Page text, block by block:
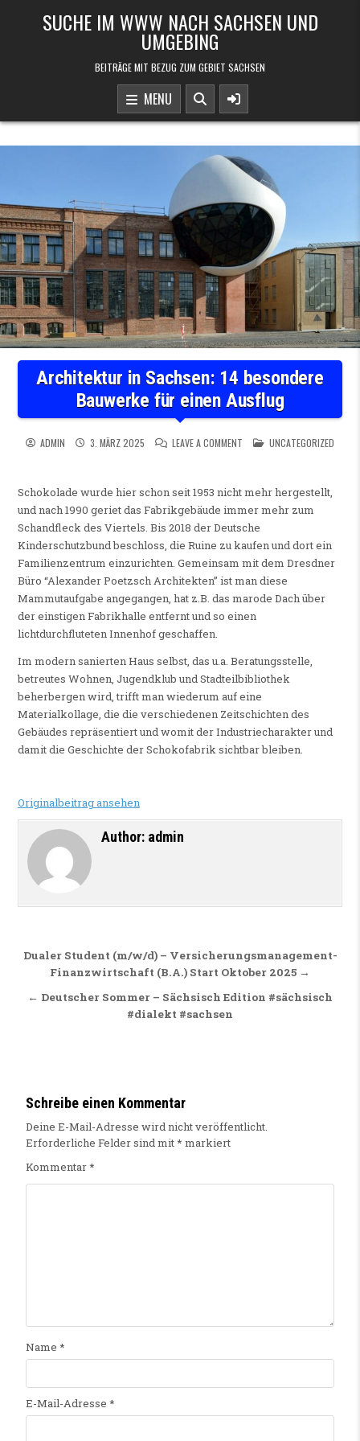
SUCHE IM WWW NACH SACHSEN UND
UMGEBING
BEITRÄGE MIT BEZUG ZUM GEBIET SACHSEN
MENU
Architektur in Sachsen: 14 besondere
Bauwerke für einen Ausflug
ADMIN 3. MÄRZ 2025 LEAVE A COMMENT ON ARCHITEKTUR IN
POSTED IN
UNCATEGORIZED
Schokolade wurde hier schon seit 1953 nicht mehr hergestellt,
und nach 1990 geriet das Fabrikgebäude immer mehr zum
Schandfleck des Viertels. Bis 2018 der Deutsche
Kinderschutzbund beschloss, die Ruine zu kaufen und dort ein
Familienzentrum einzurichten. Gemeinsam mit dem Dresdner
Büro “Alexander Poetzsch Architekten” ist man diese
Mammutaufgabe angegangen, hat z.B. das marode Dach über
der einstigen Fabrikhalle entfernt und so einen
lichtdurchfluteten Innenhof geschaffen.
Im modern sanierten Haus selbst, das u.a. Beratungsstelle,
betreutes Wohnen, Jugendklub und Stadteilbibliothek
beherbergen wird, trifft man wiederum auf eine
Materialkollage, die die verschiedenen Zeitschichten des
Gebäudes repräsentiert und womit der Industriecharakter und
damit die Geschichte der Schokofabrik sichtbar bleiben.
Originalbeitrag ansehen
Author: admin
Beitragsnavigation
Dualer Student (m/w/d) – Versicherungsmanagement-
Finanzwirtschaft (B.A.) Start Oktober 2025 →
← Deutscher Sommer – Sächsisch Edition #sächsisch
#dialekt #sachsen
Schreibe einen Kommentar
Deine E-Mail-Adresse wird nicht veröffentlicht.
Erforderliche Felder sind mit* markiert
Kommentar*
Name *
E-Mail-Adresse *